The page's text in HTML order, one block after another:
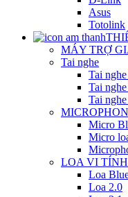
Asus
Totolink
MÁY TRỢ
Tai nghe
Tai
Tai
Tai
Micro
Micro
LOA VI TÍNH
Loa
Loa 2.0